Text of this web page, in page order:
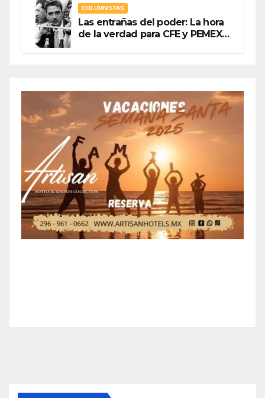
COLUMNISTAS
Las entrañas del poder: La hora
de la verdad para CFE y PEMEX